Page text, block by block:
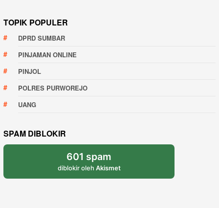
TOPIK POPULER
DPRD SUMBAR
PINJAMAN ONLINE
PINJOL
POLRES PURWOREJO
UANG
SPAM DIBLOKIR
601 spam
diblokir oleh Akismet